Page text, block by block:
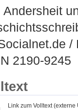
Andersheit
/
2190-9245
Link zum Volltext (externe